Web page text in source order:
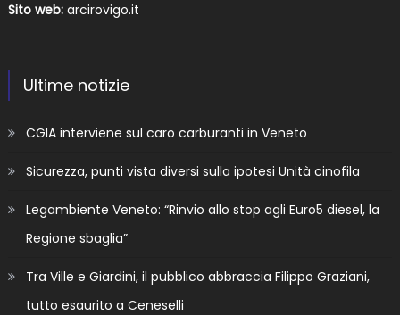
Sito web: arcirovigo.it
Ultime notizie
CGIA interviene sul caro carburanti in Veneto
Sicurezza, punti vista diversi sulla ipotesi Unità cinofila
Legambiente Veneto: “Rinvio allo stop agli Euro5 diesel, la
Regione sbaglia”
Tra Ville e Giardini, il pubblico abbraccia Filippo Graziani,
tutto esaurito a Ceneselli